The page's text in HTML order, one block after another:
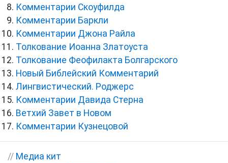
Комментарии Скоуфилда
Комментарии Баркли
Комментарии Джона Райла
Толкование Иоанна Златоуста
Толкование Феофилакта Болгарского
Новый Библейский Комментарий
Лингвистический. Роджерс
Комментарии Давида Стерна
Ветхий Завет в Новом
Комментарии Кузнецовой
// Медиа кит